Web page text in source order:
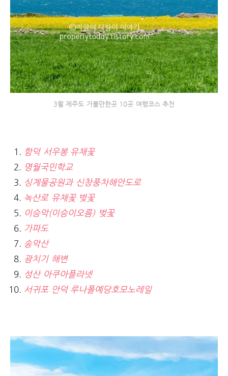
3월 제주도 가볼만한곳 10곳 여행코스 추천
함덕 서우봉 유채꽃
명월국민학교
싱계물공원과 신창풍차해안도로
녹산로 유채꽃 벚꽃
이승악(이승이오름) 벚꽃
가파도
송악산
광치기 해변
성산 아쿠아플라넷
서귀포 안덕 루나폴예당호모노레일